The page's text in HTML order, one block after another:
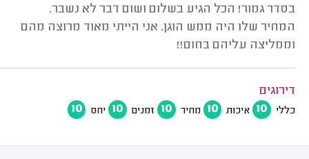
בסדר גמור! הכל הגיע בשלום ושום דבר לא נשבר.
המחיר שלו היה ממש הוגן. אני הייתי מאוד מרוצה מהם
וממליצה עליהם בחום!!
דירוגים
כללי 10 איכות 10 מחיר 10 זמנים 10 יחס 10